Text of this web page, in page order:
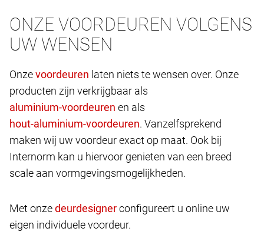
ONZE VOORDEUREN VOLGENS
UW WENSEN
Onze
laten niets te wensen over. Onze
producten zijn verkrijgbaar als
en als
. Vanzelfsprekend
maken wij uw voordeur exact op maat. Ook bij
Internorm kan u hiervoor genieten van een breed
scale aan vormgevingsmogelijkheden.
Met onze
configureert u online uw
eigen individuele voordeur.